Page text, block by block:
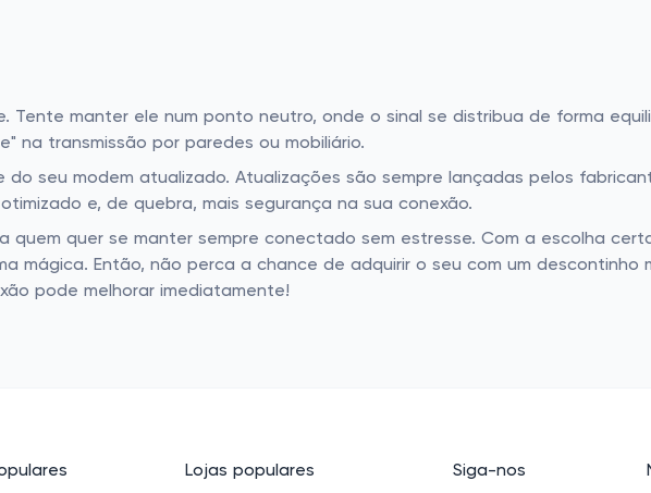
Tente manter ele num ponto neutro, onde o sinal se distribua de forma
na transmissão por paredes ou mobiliário.
seu modem atualizado. Atualizações são sempre lançadas pelos
e, de quebra, mais segurança na sua conexão.
quem quer se manter sempre conectado sem estresse. Com a escolha
mágica. Então, não perca a chance de adquirir o seu com um descontinho
pode melhorar imediatamente!
Lojas populares Siga-nos